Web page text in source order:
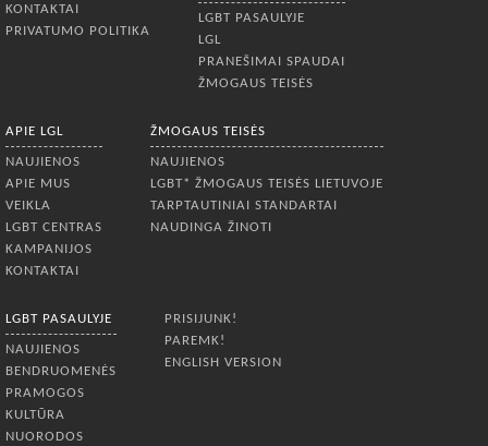
KONTAKTAI
PRIVATUMO POLITIKA
LGBT PASAULYJE
LGL
PRANEŠIMAI SPAUDAI
ŽMOGAUS TEISĖS
APIE LGL
NAUJIENOS
APIE MUS
VEIKLA
LGBT CENTRAS
KAMPANIJOS
KONTAKTAI
ŽMOGAUS TEISĖS
NAUJIENOS
LGBT* ŽMOGAUS TEISĖS LIETUVOJE
TARPTAUTINIAI STANDARTAI
NAUDINGA ŽINOTI
LGBT PASAULYJE
NAUJIENOS
BENDRUOMENĖS
PRAMOGOS
KULTŪRA
NUORODOS
PRISIJUNK!
PAREMK!
ENGLISH VERSION